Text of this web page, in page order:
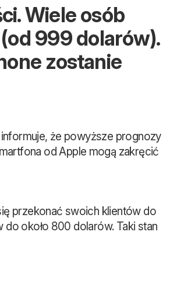
Wiele osób
999 dolarów).
zostanie
że powyższe prognozy
od Apple mogą zakręcić
przekonać swoich klientów do
do około 800 dolarów. Taki stan